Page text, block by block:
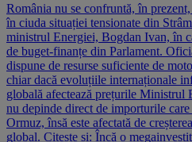
România nu se confruntă, în
în ciuda situației tensionate din
ministrul Energiei, Bogdan Ivan, în
de buget-finanțe din Parlament.
dispune de resurse suficiente de
chiar dacă evoluțiile internaționale
globală afectează prețurile Ministrul
nu depinde direct de importurile care
Ormuz, însă este afectată de
global. Citește și: Încă o